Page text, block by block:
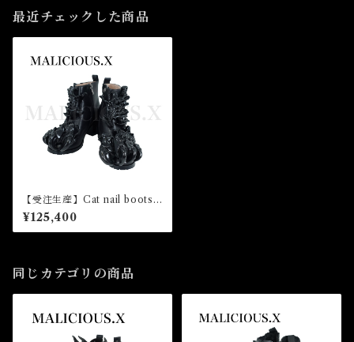
最近チェックした商品
【受注生産】Cat nail boots
（ladies）
¥125,400
同じカテゴリの商品